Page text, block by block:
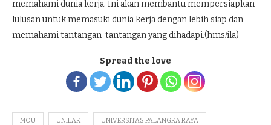
memahami dunia kerja. Ini akan membantu mempersiapkan
lulusan untuk memasuki dunia kerja dengan lebih siap dan
memahami tantangan-tantangan yang dihadapi.(hms/ila)
Spread the love
MOU UNILAK UNIVERSITAS PALANGKA RAYA